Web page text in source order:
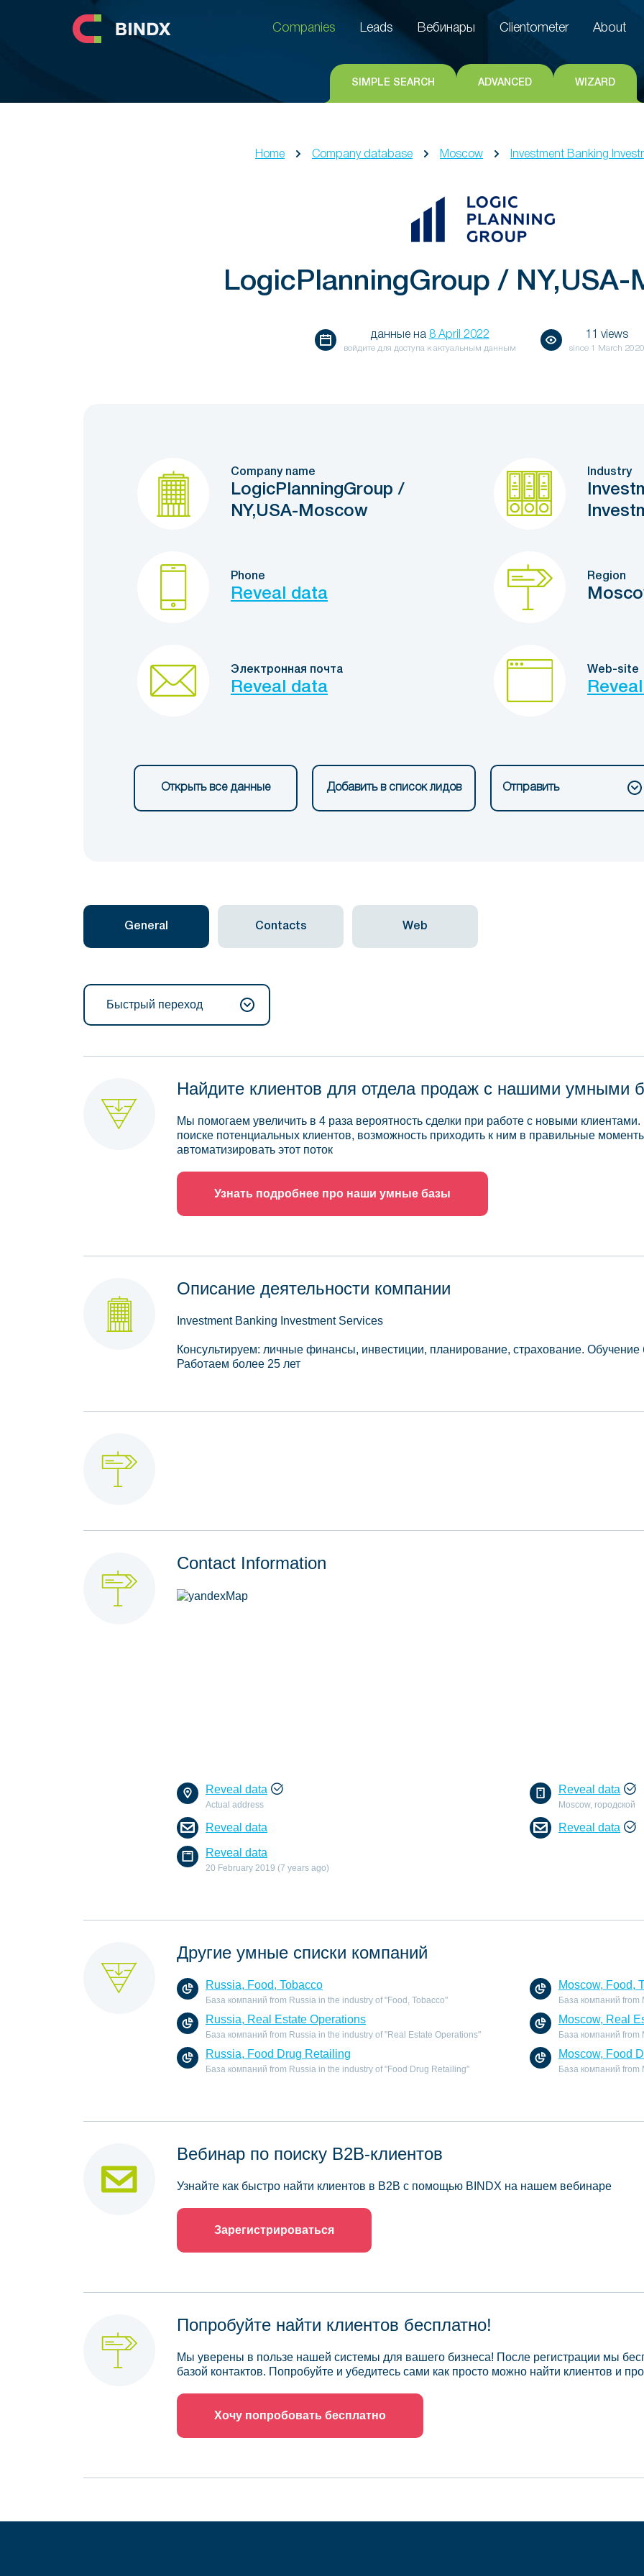
Clientometer
Companies
Leads Вебинары Clientometer About
SIMPLE SEARCH ADVANCED WIZARD
Home Company database Moscow Investment Banking
LogicPlanningGroup / NY,USA-
данные на 8 April 2022
войдите для доступа к актуальным данным
11 views
since 1 March 2020
Company name
LogicPlanningGroup /
NY,USA-Moscow
Industry
Phone
Reveal data
Region
Электронная почта
Reveal data
Web-site
Открыть все данные Добавить в список лидов Отправить
General Contacts Web
Быстрый переход
Найдите клиентов для отдела продаж с нашими умными
Мы помогаем увеличить в 4 раза вероятность сделки при работе с новыми
поиске потенциальных клиентов, возможность приходить к ним в правильные
автоматизировать этот поток
Узнать подробнее про наши умные базы
Описание деятельности компании
Investment Banking Investment Services
Консультируем: личные финансы, инвестиции, планирование, страхование. Обучение
Работаем более 25 лет
Contact Information
Reveal data
Actual address
Reveal data
Moscow, городской
Reveal data Reveal data
Reveal data
20 February 2019 (7 years ago)
Другие умные списки компаний
Russia, Food, Tobacco
База компаний from Russia in the industry of "Food, Tobacco"
Moscow, Food,
База компаний from
Russia, Real Estate Operations
База компаний from Russia in the industry of "Real Estate Operations"
Moscow, Real
База компаний from
Russia, Food Drug Retailing
База компаний from Russia in the industry of "Food Drug Retailing"
Moscow, Food
База компаний from
Вебинар по поиску B2B-клиентов
Узнайте как быстро найти клиентов в B2B с помощью BINDX на нашем вебинаре
Зарегистрироваться
Попробуйте найти клиентов бесплатно!
Мы уверены в пользе нашей системы для вашего бизнеса! После регистрации мы
базой контактов. Попробуйте и убедитесь сами как просто можно найти клиентов и
Хочу попробовать бесплатно